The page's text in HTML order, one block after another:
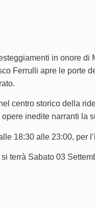
in onore
Ferrulli apre le porte
centro storico della
inedite narranti la
18:30 alle 23:00, per
terrà Sabato 03